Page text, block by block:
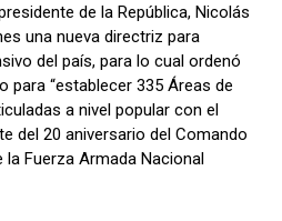
de la República, Nicolás
una nueva directriz para
del país, para lo cual ordenó
para “establecer 335 Áreas de
a nivel popular con el
del 20 aniversario del Comando
Fuerza Armada Nacional